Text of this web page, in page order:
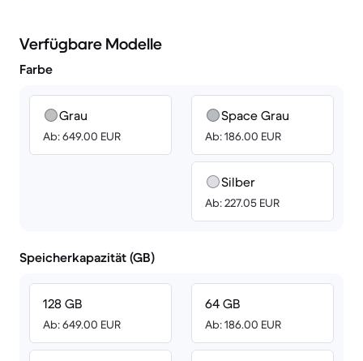
Verfügbare Modelle
Farbe
Grau
Ab: 649.00 EUR
Space Grau
Ab: 186.00 EUR
Silber
Ab: 227.05 EUR
Speicherkapazität (GB)
128 GB
Ab: 649.00 EUR
64 GB
Ab: 186.00 EUR